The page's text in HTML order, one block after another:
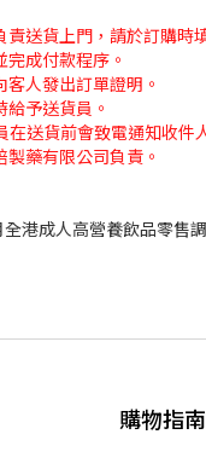
送貨上門，請於訂購時
成付款程序。
人發出訂單證明。
予送貨員。
在送貨前會致電通知收件
藥有限公司負責。
港成人高營養飲品零售
購物指南